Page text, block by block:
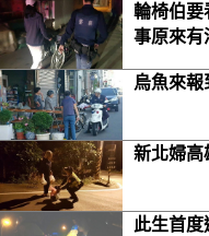
輪椅伯要
事原來有
烏魚來
新北婦高
此生首